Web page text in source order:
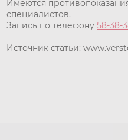
Имеются
специалистов.
Запись по телефону58-38-
Источник статьи: